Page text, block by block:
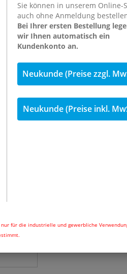
Sie können in unserem Online-
auch ohne Anmeldung
Bei Ihrer ersten Bestellung
wir Ihnen automatisch ein
Kundenkonto an.
Neukunde (Preise zzgl.
Neukunde (Preise inkl.
für die industrielle und gewerbliche
113,68 €
Menge